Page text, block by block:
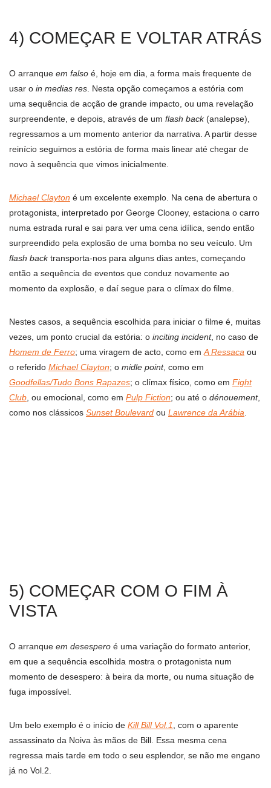
4) COMEÇAR E VOLTAR ATRÁS
O arranque em falso é, hoje em dia, a forma mais frequente de
usar o in medias res . Nesta opção começamos a estória com
uma sequência de acção de grande impacto, ou uma revelação
surpreendente, e depois, através de um flash back(analepse),
regressamos a um momento anterior da narrativa. A partir desse
reinício seguimos a estória de forma mais linear até chegar de
novo à sequência que vimos inicialmente.
Michael Clayton é um excelente exemplo. Na cena de abertura o
protagonista, interpretado por George Clooney, estaciona o carro
numa estrada rural e sai para ver uma cena idílica, sendo então
surpreendido pela explosão de uma bomba no seu veículo. Um
flash backtransporta-nos para alguns dias antes, começando
então a sequência de eventos que conduz novamente ao
momento da explosão, e daí segue para o clímax do filme.
Nestes casos, a sequência escolhida para iniciar o filme é, muitas
vezes, um ponto crucial da estória: o inciting incident, no caso de
Homem de Ferro; uma viragem de acto, como em A Ressaca ou
o referido Michael Clayton; o midle point, como em
Goodfellas/Tudo Bons Rapazes; o clímax físico, como em Fight
Club , ou emocional, como em Pulp Fiction; ou até o dénouement,
como nos clássicos Sunset Boulevard ou Lawrence da Arábia
5) COMEÇAR COM O FIM À
VISTA
O arranque em desespero é uma variação do formato anterior,
em que a sequência escolhida mostra o protagonista num
momento de desespero: à beira da morte, ou numa situação de
fuga impossível.
Um belo exemplo é o início de Kill Bill Vol.1
, com o aparente
assassinato da Noiva às mãos de Bill. Essa mesma cena
regressa mais tarde em todo o seu esplendor, se não me engano
já no Vol.2.